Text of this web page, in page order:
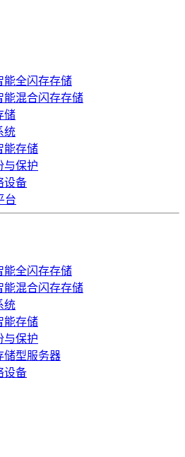
能全闪存存储
能混合闪存存储
储
统
能存储
与保护
设备
台
能全闪存存储
能混合闪存存储
统
能存储
与保护
储型服务器
设备